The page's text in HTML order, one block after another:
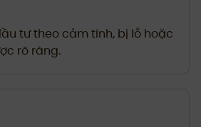
tư theo cảm tính, bị lỗ hoặc
rõ ràng.